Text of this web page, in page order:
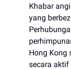
Khabar
yang
Hong Kong
secara